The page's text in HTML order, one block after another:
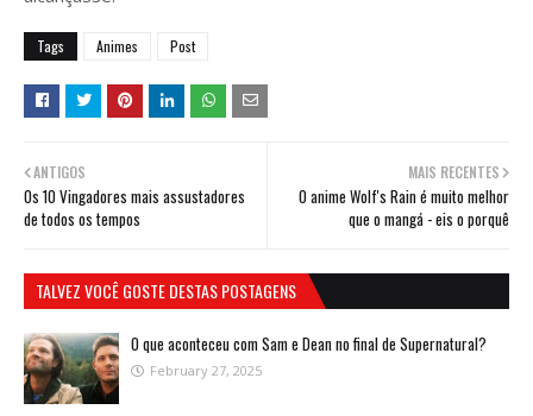
Tags Animes Post
MAIS RECENTES
O anime Wolf's Rain é muito melhor
que o mangá - eis o porquê
ANTIGOS
Os 10 Vingadores mais assustadores
de todos os tempos
TALVEZ VOCÊ GOSTE DESTAS POSTAGENS
O que aconteceu com Sam e Dean no final de Supernatural?
February 27, 2025